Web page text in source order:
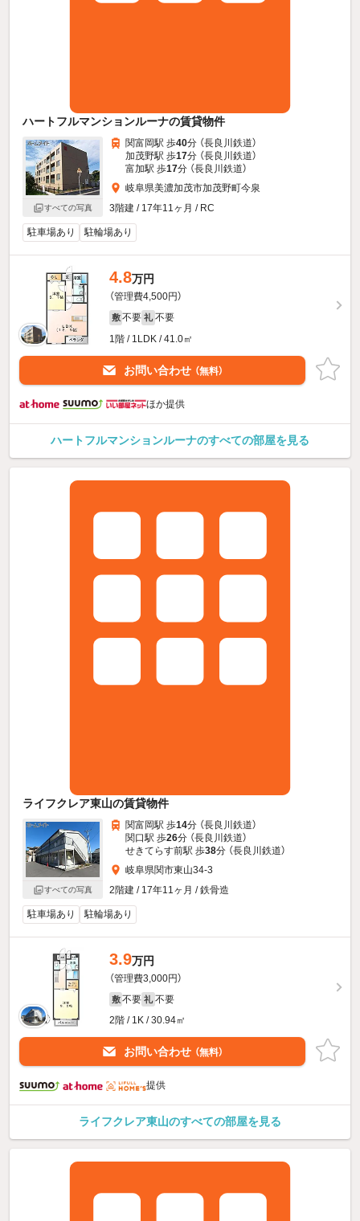
ハートフルマンションルーナの賃貸物件
すべての写真
関富岡駅 歩40分 （長良川鉄道）
加茂野駅 歩17分 （長良川鉄道）
富加駅 歩17分 （長良川鉄道）
岐阜県美濃加茂市加茂野町今泉
3階建 / 17年11ヶ月 / RC
駐車場あり 駐輪場あり
4.8万円
（管理費4,500円）
敷 不要 礼 不要
1階 / 1LDK / 41.0㎡
お問い合わせ （無料）
ほか提供
ハートフルマンションルーナのすべての部屋を見る
ライフクレア東山の賃貸物件
すべての写真
関富岡駅 歩14分 （長良川鉄道）
関口駅 歩26分 （長良川鉄道）
せきてらす前駅 歩38分 （長良川鉄道）
岐阜県関市東山34-3
2階建 / 17年11ヶ月 / 鉄骨造
駐車場あり 駐輪場あり
3.9万円
（管理費3,000円）
敷 不要 礼 不要
2階 / 1K / 30.94㎡
お問い合わせ （無料）
提供
ライフクレア東山のすべての部屋を見る